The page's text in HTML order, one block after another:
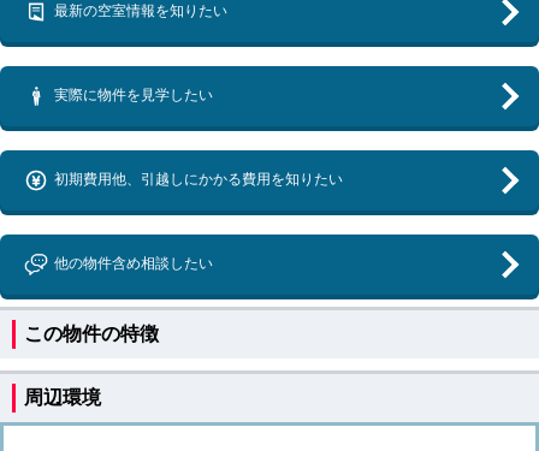
最新の空室情報を知りたい
実際に物件を見学したい
初期費用他、引越しにかかる費用を知りたい
他の物件含め相談したい
この物件の特徴
周辺環境